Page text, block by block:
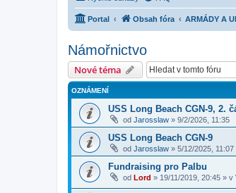
Portal Obsah fóra ARMÁDY A
Námořnictvo
Nové téma
OZNÁMENÍ
USS Long Beach CGN-9, 2.
od Jarosslaw » 9/2/2026, 11:35
USS Long Beach CGN-9
od Jarosslaw » 5/12/2025, 11:07
Fundraising pro Palbu
od Lord » 19/11/2019, 20:45 » v